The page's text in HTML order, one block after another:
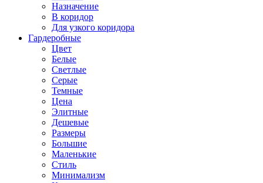
Назначение
В коридор
Для узкого коридора
Гардеробные
Цвет
Белые
Светлые
Серые
Темные
Цена
Элитные
Дешевые
Размеры
Большие
Маленькие
Стиль
Минимализм